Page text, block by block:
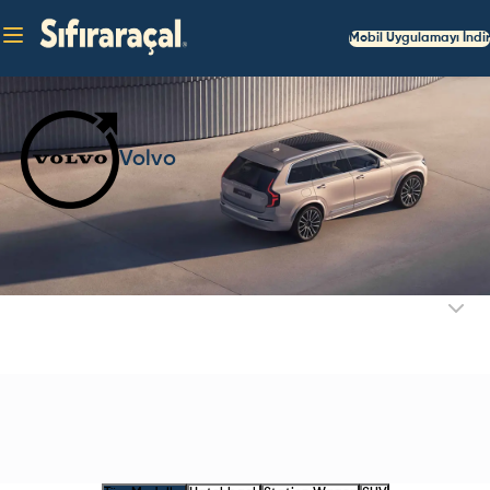
Mobil Uygulamayı İndir
Volvo